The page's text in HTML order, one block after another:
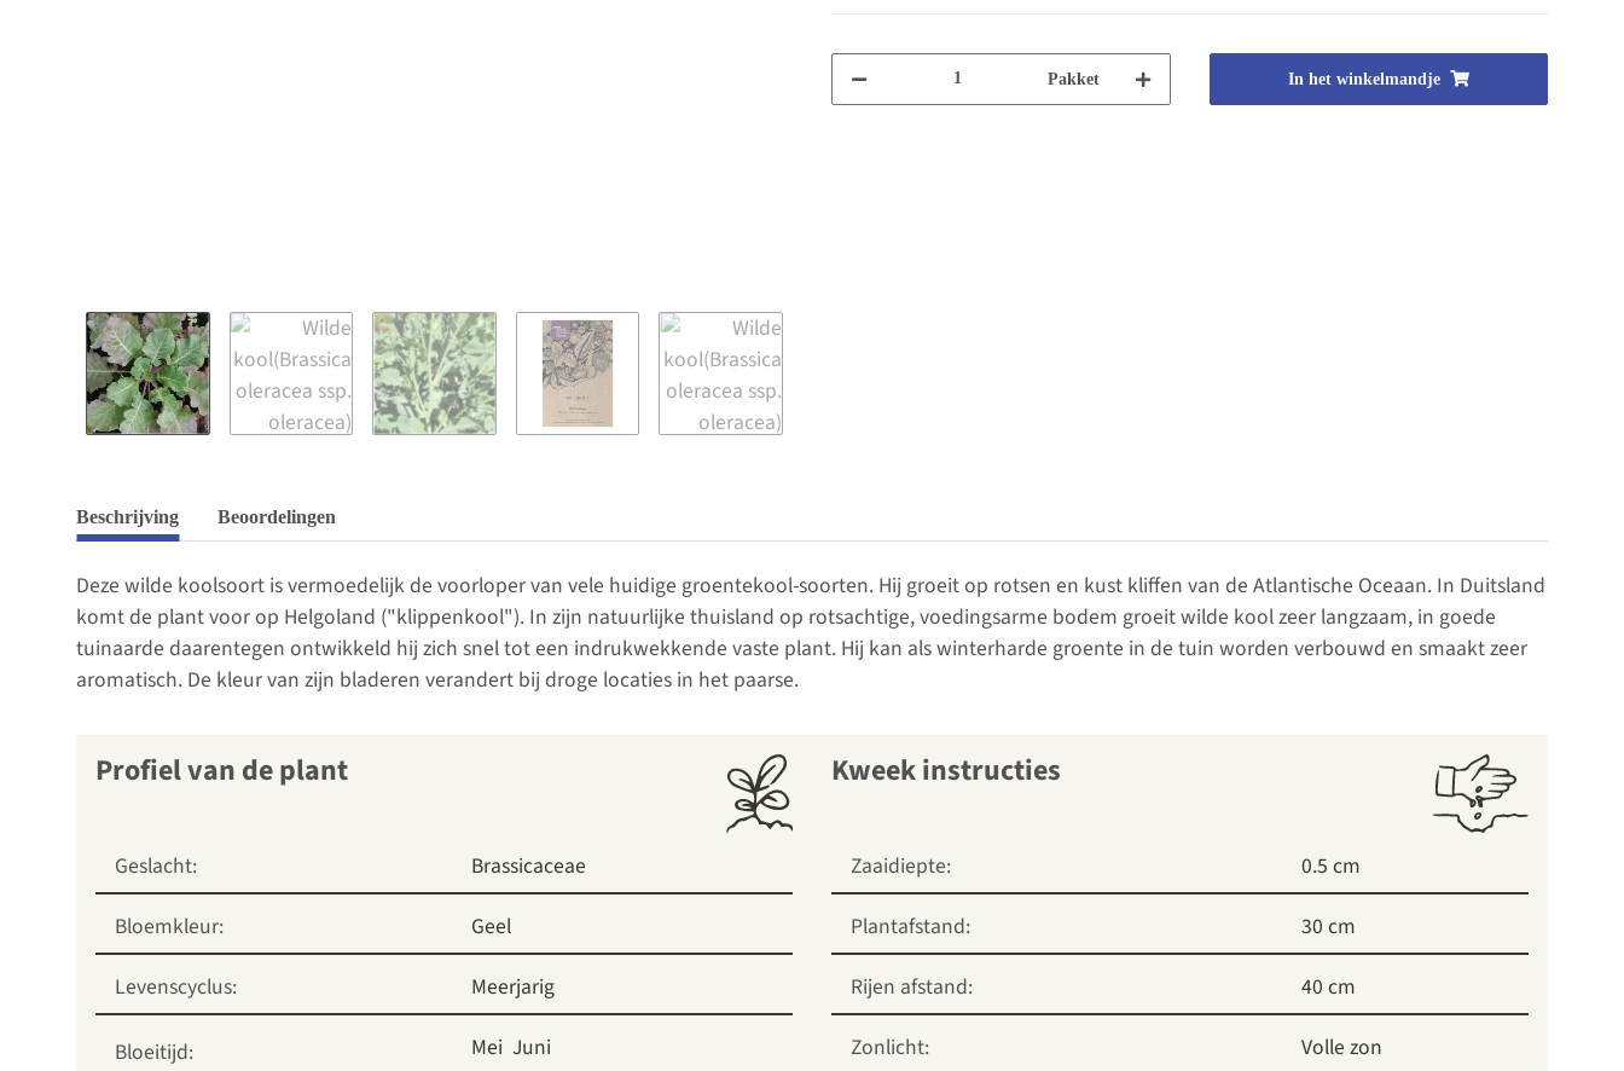
Pakket In het winkelmandje
Beschrijving Beoordelingen
Deze wilde koolsoort is vermoedelijk de voorloper van vele huidige groentekool-soorten. Hij groeit op rotsen en kust kliffen van de Atlantische Oceaan. In Duitsland
komt de plant voor op Helgoland ("klippenkool"). In zijn natuurlijke thuisland op rotsachtige, voedingsarme bodem groeit wilde kool zeer langzaam, in goede
tuinaarde daarentegen ontwikkeld hij zich snel tot een indrukwekkende vaste plant. Hij kan als winterharde groente in de tuin worden verbouwd en smaakt zeer
aromatisch. De kleur van zijn bladeren verandert bij droge locaties in het paarse.
Profiel van de plant
Geslacht:
Brassicaceae
Bloemkleur:
Geel
Levenscyclus:
Meerjarig
Bloeitijd: Mei Juni
Kweek instructies
Zaaidiepte:
0.5 cm
Plantafstand:
30 cm
Rijen afstand:
40 cm
Zonlicht:
Volle zon